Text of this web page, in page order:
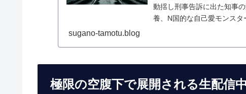
動揺し刑事告訴に出た知事
養、N国的な自己愛モンスタ
菅野完,斎藤元彦,兵庫県知
sugano-tamotu.blog
極限の空腹下で展開される生配信